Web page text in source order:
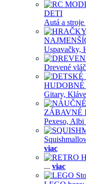
DETI
Autá a stroje
Uspavačky,
Drevené
HUDOBNÉ
Gitary,
ZÁBAVNÉ
Pexeso, Albi
viac
... viac